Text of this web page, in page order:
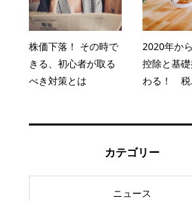
株価下落！ その時で
きる、初心者が取る
べき対策とは
2020年か
控除と基
わる！ 税
カテゴリー
ニュース